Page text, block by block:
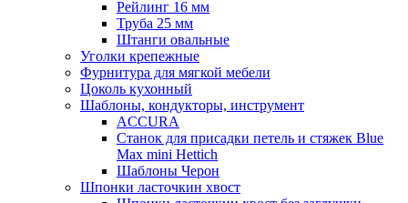
Рейлинг 16 мм
Труба 25 мм
Штанги овальные
Уголки крепежные
Фурнитура для мягкой мебели
Цоколь кухонный
Шаблоны, кондукторы, инструмент
ACCURA
Станок для присадки петель и стяжек Blue
Max mini Hettich
Шаблоны Черон
Шпонки ласточкин хвост